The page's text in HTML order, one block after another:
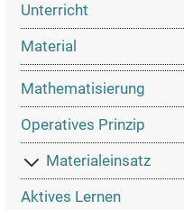
Unterricht
Material
Mathematisierung
Operatives Prinzip
Materialeinsatz
Aktives Lernen